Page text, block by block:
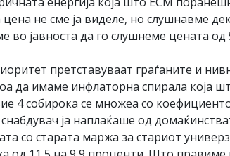
не сме ја виделе, но слушнавме
јавноста да го слушнеме цената од
претставуваат граѓаните и
да имаме инфлаторна спирала која
4 собирока се множеа со
ја наплаќаше од
со старата маржа за стариот